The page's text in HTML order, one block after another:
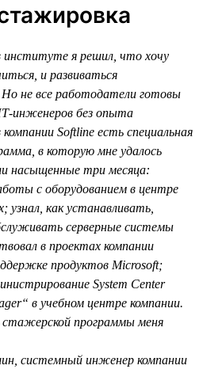
институте я решил, что хочу
и развиваться
Но не все работодатели готовы
инженеров без опыта
Softline есть специальная
в которую мне удалось
насыщенные три месяца:
с оборудованием в центре
узнал, как устанавливать,
серверные системы
в проектах компании
продуктов Microsoft;
System Center
в учебном центре компании.
стажерской программы меня
системный инженер компании